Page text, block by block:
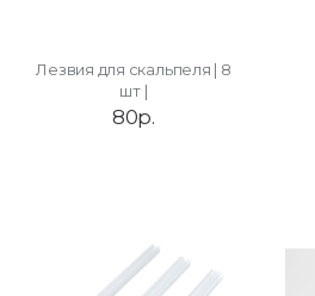
Лезвия для скальпеля | 8
шт |
80р.